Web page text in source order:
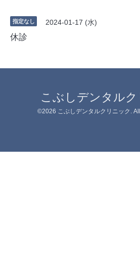
指定なし 2024-01-17 (水)
休診
こぶしデンタルク
©2026 こぶしデンタルクリニック .